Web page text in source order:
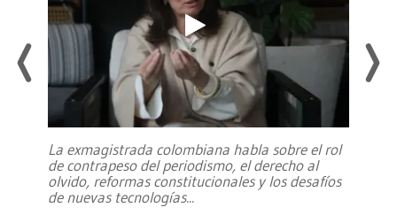
La exmagistrada colombiana habla sobre el rol
de contrapeso del periodismo, el derecho al
olvido, reformas constitucionales y los desafíos
de nuevas tecnologías...